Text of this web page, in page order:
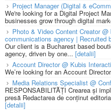
Project Manager (Digital &
We're looking for a Digital Project
businesses grow through digital
Photo & Video Content Creator
communications agency | Recruited
Our client is a Bucharest based
agency, driven by one... [detalii]
Account Director @ Kubis
We’re looking for an Account
Media Relations Specialist @
RESPONSABILITĂȚI Crearea și
presă Redactarea de conținut
[detalii]